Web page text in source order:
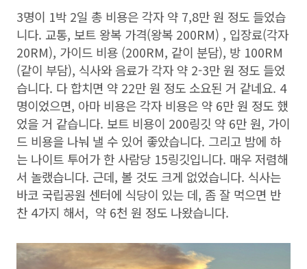
3명이 1박 2일 총 비용은 각자 약 7,8만 원 정도 들었습
니다. 교통, 보트 왕복 가격(왕복 200RM) , 입장료(각자
20RM), 가이드 비용 (200RM, 같이 분담), 방 100RM
(같이 부담), 식사와 음료가 각자 약 2-3만 원 정도 들었
습니다. 다 합치면 약 22만 원 정도 소요된 거 같네요. 4
명이었으면, 아마 비용은 각자 비용은 약 6만 원 정도 했
었을 거 같습니다. 보트 비용이 200링깃 약 6만 원, 가이
드 비용을 나눠 낼 수 있어 좋았습니다. 그리고 밤에 하
는 나이트 투어가 한 사람당 15링깃입니다. 매우 저렴해
서 놀랬습니다. 근데, 볼 것도 크게 없었습니다. 식사는
바코 국립공원 센터에 식당이 있는 데, 좀 잘 먹으면 반
찬 4가지 해서, 약 6천 원 정도 나왔습니다.